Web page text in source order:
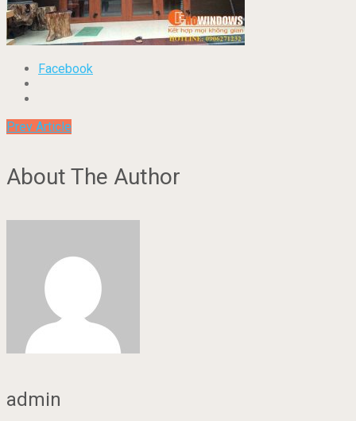
Facebook
Prev Article
About The Author
admin